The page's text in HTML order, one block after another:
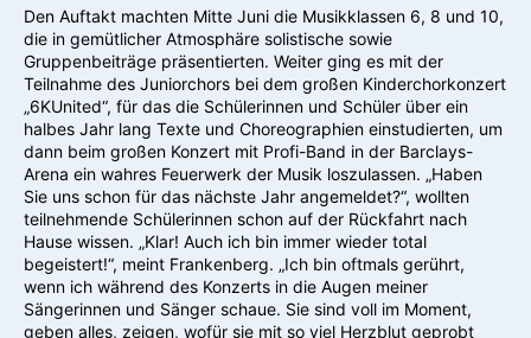
Den Auftakt machten Mitte Juni die Musikklassen 6, 8 und 10,
die in gemütlicher Atmosphäre solistische sowie
Gruppenbeiträge präsentierten. Weiter ging es mit der
Teilnahme des Juniorchors bei dem großen Kinderchorkonzert
„6KUnited“, für das die Schülerinnen und Schüler über ein
halbes Jahr lang Texte und Choreographien einstudierten, um
dann beim großen Konzert mit Profi-Band in der Barclays-
Arena ein wahres Feuerwerk der Musik loszulassen. „Haben
Sie uns schon für das nächste Jahr angemeldet?“, wollten
teilnehmende Schülerinnen schon auf der Rückfahrt nach
Hause wissen. „Klar! Auch ich bin immer wieder total
begeistert!“, meint Frankenberg. „Ich bin oftmals gerührt,
wenn ich während des Konzerts in die Augen meiner
Sängerinnen und Sänger schaue. Sie sind voll im Moment,
geben alles, zeigen, wofür sie mit so viel Herzblut geprobt